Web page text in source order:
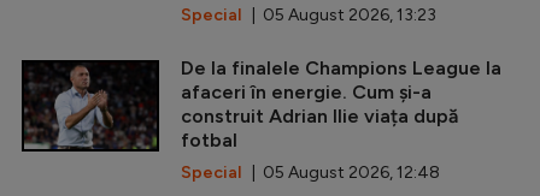
Special | 05 August 2026, 13:23
De la finalele Champions League la
afaceri în energie. Cum și-a
construit Adrian Ilie viața după
fotbal
Special | 05 August 2026, 12:48